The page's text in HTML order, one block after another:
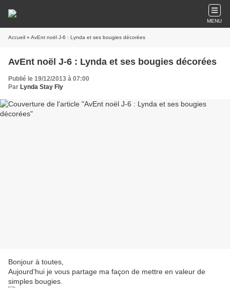
MENU
Accueil » AvEnt noël J-6 : Lynda et ses bougies décorées
AvEnt noël J-6 : Lynda et ses bougies décorées
Publié le 19/12/2013 à 07:00
Par Lynda Stay Fly
Bonjour à toutes,
Aujourd'hui je vous partage ma façon de mettre en valeur de
simples bougies.